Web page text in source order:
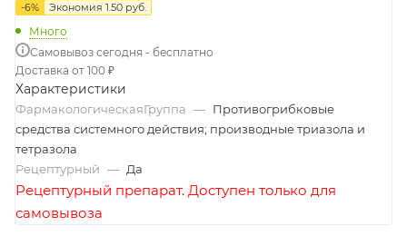
-6% Экономия 1.50 руб.
Много
Самовывоз сегодня - бесплатно
Доставка от 100 ₽
Характеристики
ФармакологическаяГруппа — Противогрибковые
средства системного действия; производные триазола и
тетразола
Рецептурный — Да
Рецептурный препарат. Доступен только для
самовывоза